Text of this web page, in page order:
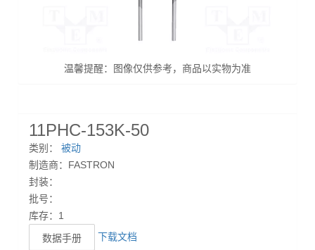
温馨提醒：图像仅供参考，商品以实物为准
11PHC-153K-50
类别： 被动
制造商：FASTRON
封装：
批号：
库存：1
数据手册
下载文档